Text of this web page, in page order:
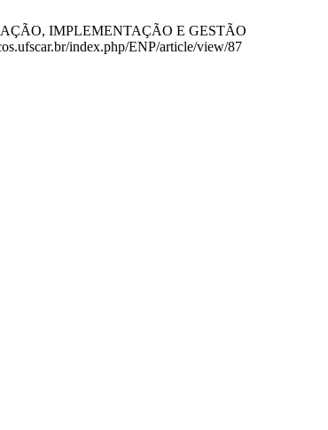
IMPLEMENTAÇÃO E GESTÃO
index.php/ENP/article/view/87